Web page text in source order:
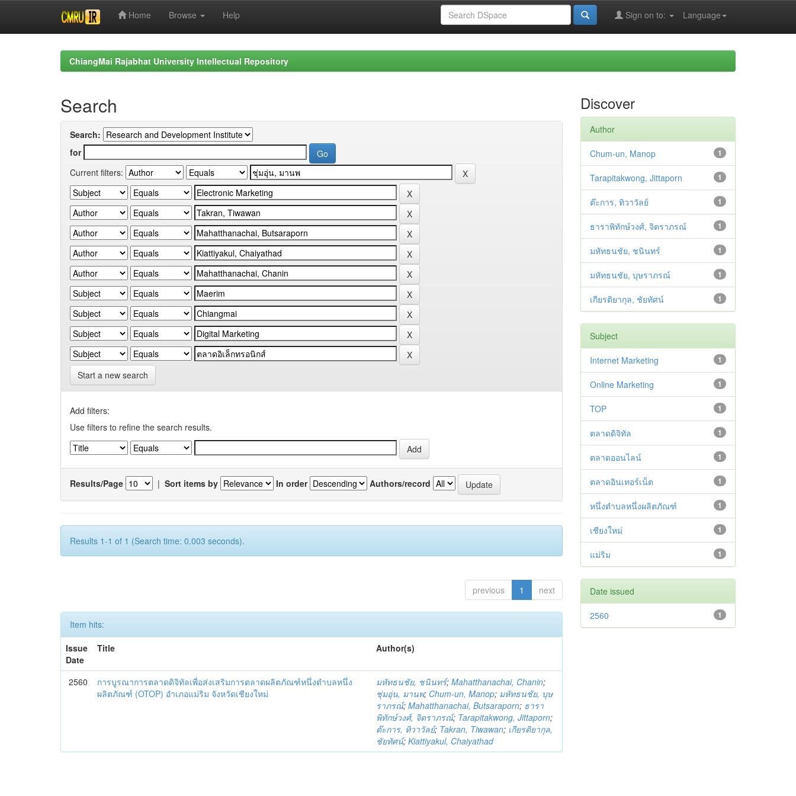
Home Browse Help Language
Sign on to:
ChiangMai Rajabhat University Intellectual Repository
Search
Search:
for
Current filters:
Start a new search
Add filters:
Use filters to refine the search results.
Results/Page | Sort items by In order Authors/record
Results 1-1 of 1 (Search time: 0.003 seconds).
previous 1 next
Item hits:
Issue
Date
Title Author(s)
2560
การบูรณาการตลาดดิจิทัลเพื่อส่งเสริมการตลาดผลิตภัณฑ์หนึ่งตำบลหนึ่ง
ผลิตภัณฑ์ (OTOP) อำเภอแม่ริม จังหวัดเชียงใหม่
มหัทธนชัย, ชนินทร์;Mahatthanachai, Chanin;
ชุ่มอุ่น, มานพ; Chum-un, Manop; มหัทธนชัย, บุษ
ราภรณ์;Mahatthanachai, Butsaraporn; ธารา
พิทักษ์วงศ์, จิตราภรณ์; Tarapitakwong, Jittaporn;
ต๊ะการ, ทิวาวัลย์; Takran, Tiwawan; เกียรติยากุล,
ชัยทัศน์;Kiattiyakul, Chaiyathad
Discover
Author
1
Chum-un, Manop
1
Tarapitakwong, Jittaporn
1
ต๊ะการ, ทิวาวัลย์
1
ธาราพิทักษ์วงศ์, จิตราภรณ์
1
มหัทธนชัย, ชนินทร์
1
มหัทธนชัย, บุษราภรณ์
1
เกียรติยากุล, ชัยทัศน์
Subject
1
Internet Marketing
1
Online Marketing
1
TOP
1
ตลาดดิจิทัล
1
ตลาดออนไลน์
1
ตลาดอินเทอร์เน็ต
1
หนึ่งตำบลหนึ่งผลิตภัณฑ์
1
เชียงใหม่
1
แม่ริม
Date issued
1
2560